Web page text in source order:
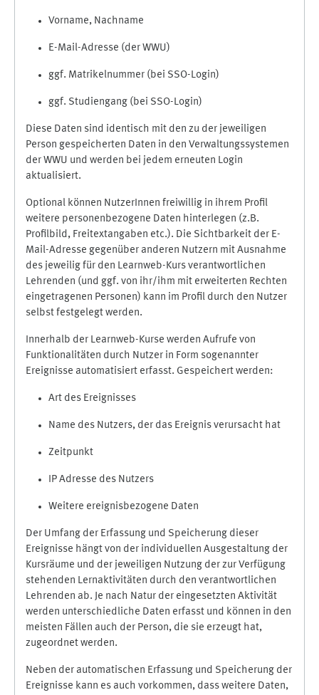
Vorname, Nachname
E-Mail-Adresse (der WWU)
ggf. Matrikelnummer (bei SSO-Login)
ggf. Studiengang (bei SSO-Login)
Diese Daten sind identisch mit den zu der jeweiligen
Person gespeicherten Daten in den Verwaltungssystemen
der WWU und werden bei jedem erneuten Login
aktualisiert.
Optional können NutzerInnen freiwillig in ihrem Profil
weitere personenbezogene Daten hinterlegen (z.B.
Profilbild, Freitextangaben etc.). Die Sichtbarkeit der E-
Mail-Adresse gegenüber anderen Nutzern mit Ausnahme
des jeweilig für den Learnweb-Kurs verantwortlichen
Lehrenden (und ggf. von ihr/ihm mit erweiterten Rechten
eingetragenen Personen) kann im Profil durch den Nutzer
selbst festgelegt werden.
Innerhalb der Learnweb-Kurse werden Aufrufe von
Funktionalitäten durch Nutzer in Form sogenannter
Ereignisse automatisiert erfasst. Gespeichert werden:
Art des Ereignisses
Name des Nutzers, der das Ereignis verursacht hat
Zeitpunkt
IP Adresse des Nutzers
Weitere ereignisbezogene Daten
Der Umfang der Erfassung und Speicherung dieser
Ereignisse hängt von der individuellen Ausgestaltung der
Kursräume und der jeweiligen Nutzung der zur Verfügung
stehenden Lernaktivitäten durch den verantwortlichen
Lehrenden ab. Je nach Natur der eingesetzten Aktivität
werden unterschiedliche Daten erfasst und können in den
meisten Fällen auch der Person, die sie erzeugt hat,
zugeordnet werden.
Neben der automatischen Erfassung und Speicherung der
Ereignisse kann es auch vorkommen, dass weitere Daten,